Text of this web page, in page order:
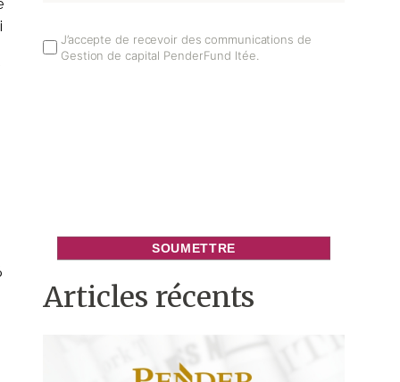
Email
Opt
J’accepte de recevoir des communications de
Gestion de capital PenderFund ltée.
Articles récents